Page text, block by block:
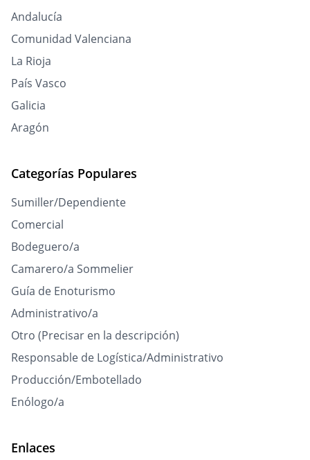
Andalucía
Comunidad Valenciana
La Rioja
País Vasco
Galicia
Aragón
Categorías Populares
Sumiller/Dependiente
Comercial
Bodeguero/a
Camarero/a Sommelier
Guía de Enoturismo
Administrativo/a
Otro (Precisar en la descripción)
Responsable de Logística/Administrativo
Producción/Embotellado
Enólogo/a
Enlaces